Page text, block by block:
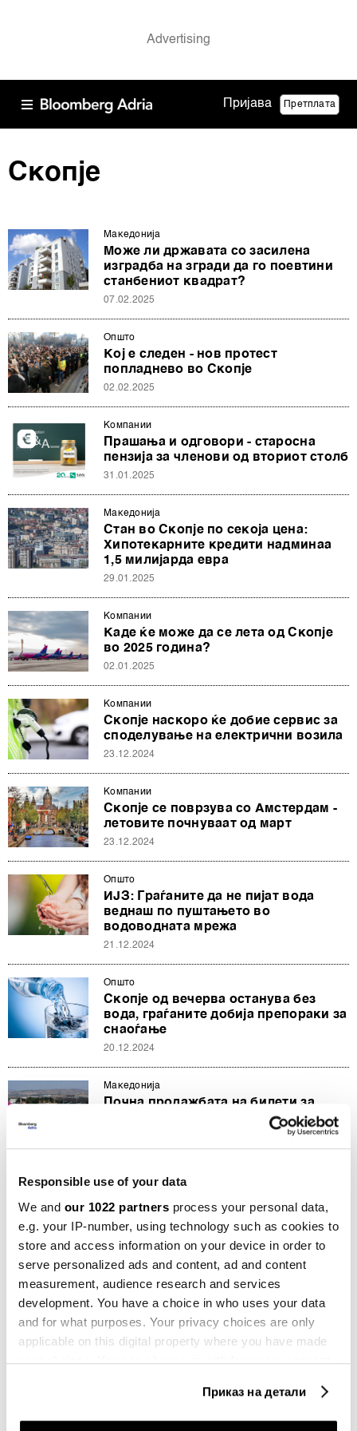
Responsible use of your data
We and our 1022 partners process your personal data,
e.g. your IP-number, using technology such as cookies to
store and access information on your device in order to
serve personalized ads and content, ad and content
measurement, audience research and services
development. You have a choice in who uses your data
and for what purposes. Your privacy choices are only
applicable on this digital property where you have made
your choices. You can change or withdraw your consent
Приказ на детали
Пријава Претплата
Скопје
Македонија
Може ли државата со засилена
изградба на згради да го поевтини
станбениот квадрат?
07.02.2025
Општо
Кој е следен - нов протест
попладнево во Скопје
02.02.2025
Компании
Прашања и одговори - старосна
пензија за членови од вториот столб
31.01.2025
Македонија
Стан во Скопје по секоја цена:
Хипотекарните кредити надминаа
1,5 милијарда евра
29.01.2025
Компании
Каде ќе може да се лета од Скопје
во 2025 година?
02.01.2025
Компании
Скопје наскоро ќе добие сервис за
споделување на електрични возила
23.12.2024
Компании
Скопје се поврзува со Амстердам -
летовите почнуваат од март
23.12.2024
Општо
ИЈЗ: Граѓаните да не пијат вода
веднаш по пуштањето во
водоводната мрежа
21.12.2024
Општо
Скопје од вечерва останува без
вода, граѓаните добија препораки за
снаоѓање
20.12.2024
Македонија
Почна продажбата на билети за
новите авиолинии до Барселона,
17.12.2024
Компании
„Изиџет“ се враќа во Македонија со
лет од Скопје до Париз
04.12.2024
вклучат во сообраќај, но не со
целиот капацитет
23.11.2024
Владата на вонредна седница ќе